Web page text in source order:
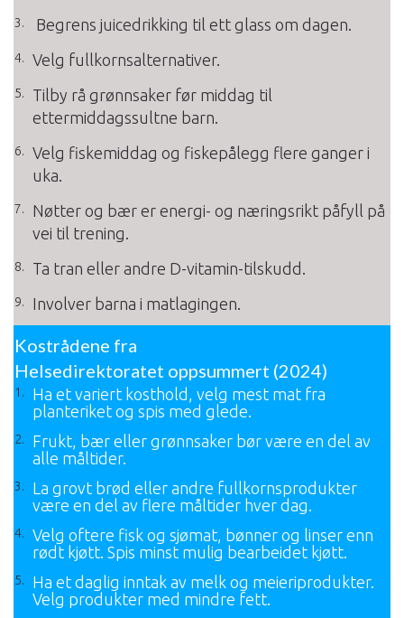
Begrens juicedrikking til ett glass om dagen.
Velg fullkornsalternativer.
Tilby rå grønnsaker før middag til
ettermiddagssultne barn.
Velg fiskemiddag og fiskepålegg flere ganger i
uka.
Nøtter og bær er energi- og næringsrikt påfyll på
vei til trening.
Ta tran eller andre D-vitamin-tilskudd.
Involver barna i matlagingen.
Kostrådene fra
Helsedirektoratet oppsummert (2024)
Ha et variert kosthold, velg mest mat fra
planteriket og spis med glede.
Frukt, bær eller grønnsaker bør være en del av
alle måltider.
La grovt brød eller andre fullkornsprodukter
være en del av flere måltider hver dag.
Velg oftere fisk og sjømat, bønner og linser enn
rødt kjøtt. Spis minst mulig bearbeidet kjøtt.
Ha et daglig inntak av melk og meieriprodukter.
Velg produkter med mindre fett.